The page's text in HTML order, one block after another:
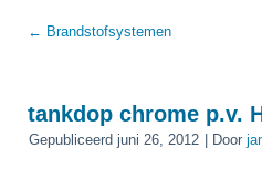
← Brandstofsystemen
tankdop chrome p.v.
Gepubliceerd juni 26, 2012 Door